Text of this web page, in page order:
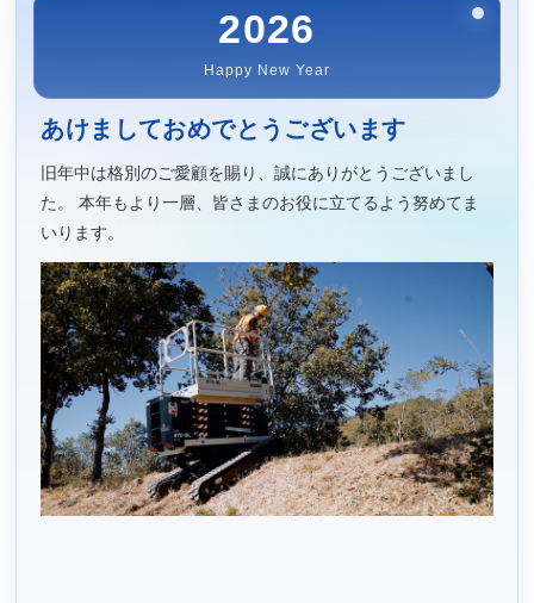
2026
Happy New Year
あけましておめでとうございます
旧年中は格別のご愛顧を賜り、誠にありがとうございまし
た。
本年もより一層、皆さまのお役に立てるよう努めてま
いります。